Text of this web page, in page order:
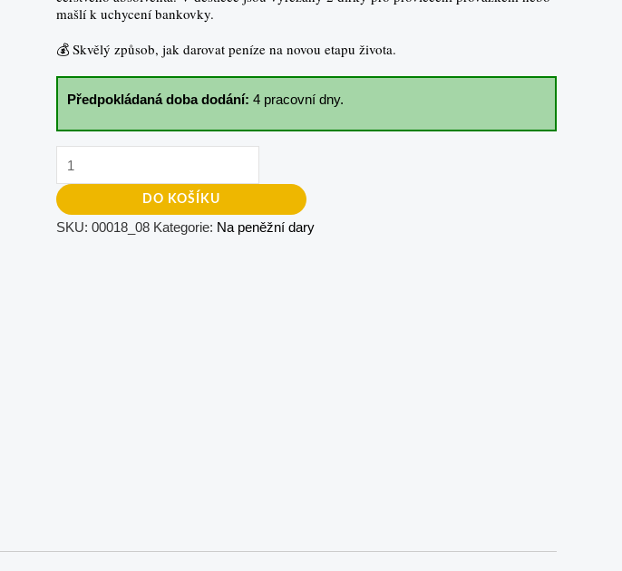
mašlí k uchycení bankovky.
💰 Skvělý způsob, jak darovat peníze na novou etapu života.
Předpokládaná doba dodání: 4 pracovní dny.
DO KOŠÍKU
SKU: 00018_08 Kategorie: Na peněžní dary